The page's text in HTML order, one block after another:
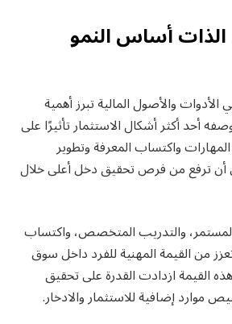
الذات أساس النمو
والأصول المالية تبرز أهمية
أحد أكثر أشكال الاستثمار تأثيرًا على
واكتساب المعرفة وتطوير
أن ترفع من فرص تحقيق دخل أعلى خلال
والتدريب المتخصص، واكتساب
من القيمة المهنية للفرد داخل سوق
القيمة ازدادت القدرة على تحقيق
موارد إضافية للاستثمار والادخار.